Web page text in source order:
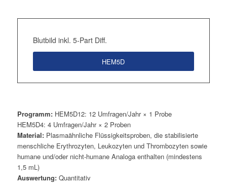
Blutbild inkl. 5-Part Diff.
HEM5D
Programm:HEM5D12: 12 Umfragen/Jahr × 1 Probe
HEM5D4: 4 Umfragen/Jahr × 2 Proben
Material:Plasmaähnliche Flüssigkeitsproben, die stabilisierte
menschliche Erythrozyten, Leukozyten und Thrombozyten sowie
humane und/oder nicht-humane Analoga enthalten (mindestens
1,5 mL)
Auswertung:Quantitativ